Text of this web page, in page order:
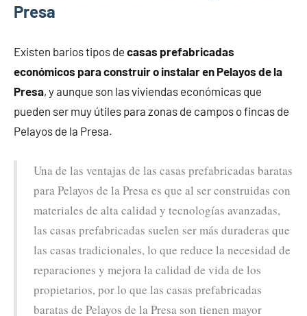
Presa
Existen barios tipos de casas prefabricadas
económicos para construir o instalar en Pelayos de la
Presa, y aunque son las viviendas económicas que
pueden ser muy útiles para zonas de campos o fincas de
Pelayos de la Presa.
Una de las ventajas de las casas prefabricadas baratas
para Pelayos de la Presa es que al ser construidas con
materiales de alta calidad y tecnologías avanzadas,
las casas prefabricadas suelen ser más duraderas que
las casas tradicionales, lo que reduce la necesidad de
reparaciones y mejora la calidad de vida de los
propietarios, por lo que las casas prefabricadas
baratas de Pelayos de la Presa son tienen mayor